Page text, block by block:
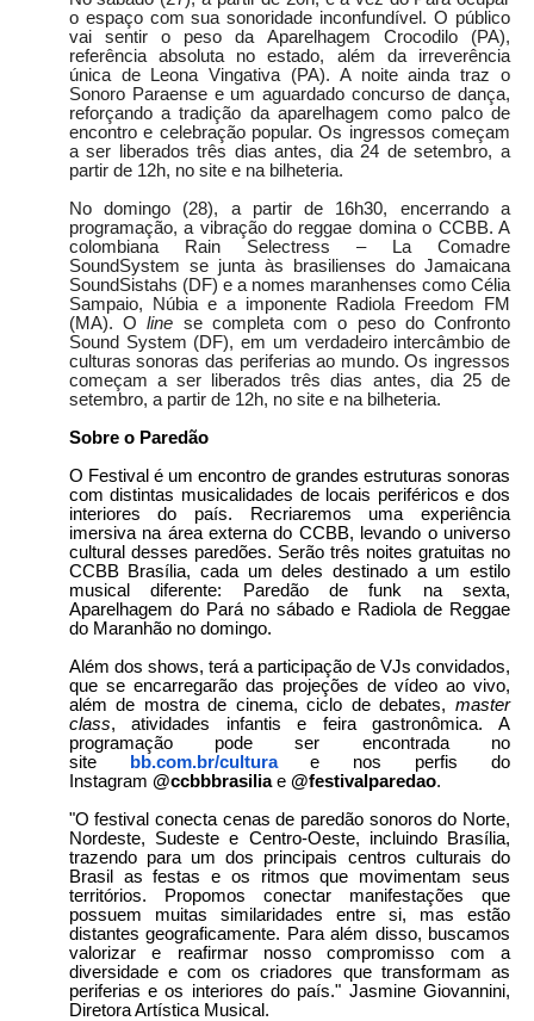
o espaço com sua sonoridade inconfundível. O público
vai sentir o peso da Aparelhagem Crocodilo (PA),
referência absoluta no estado, além da irreverência
única de Leona Vingativa (PA). A noite ainda traz o
Sonoro Paraense e um aguardado concurso de dança,
reforçando a tradição da aparelhagem como palco de
encontro e celebração popular. Os ingressos começam
a ser liberados três dias antes, dia 24 de setembro, a
partir de 12h, no site e na bilheteria.
No domingo (28), a partir de 16h30, encerrando a
programação, a vibração do reggae domina o CCBB. A
colombiana Rain Selectress – La Comadre
SoundSystem se junta às brasilienses do Jamaicana
SoundSistahs (DF) e a nomes maranhenses como Célia
Sampaio, Núbia e a imponente Radiola Freedom FM
(MA). Oline se completa com o peso do Confronto
Sound System (DF), em um verdadeiro intercâmbio de
culturas sonoras das periferias ao mundo. Os ingressos
começam a ser liberados três dias antes, dia 25 de
setembro, a partir de 12h, no site e na bilheteria.
Sobre o Paredão
O Festival é um encontro de grandes estruturas sonoras
com distintas musicalidades de locais periféricos e dos
interiores do país. Recriaremos uma experiência
imersiva na área externa do CCBB, levando o universo
cultural desses paredões. Serão três noites gratuitas no
CCBB Brasília, cada um deles destinado a um estilo
musical diferente: Paredão de funk na sexta,
Aparelhagem do Pará no sábado e Radiola de Reggae
do Maranhão no domingo.
Além dos shows, terá a participação de VJs convidados,
que se encarregarão das projeções de vídeo ao vivo,
além de mostra de cinema, ciclo de debates, master
class, atividades infantis e feira gastronômica. A
programação pode ser encontrada no
site
bb.com.br/culturae nos perfis do
Instagram @ccbbbrasiliae @festivalparedao.
"O festival conecta cenas de paredão sonoros do Norte,
Nordeste, Sudeste e Centro-Oeste, incluindo Brasília,
trazendo para um dos principais centros culturais do
Brasil as festas e os ritmos que movimentam seus
territórios. Propomos conectar manifestações que
possuem muitas similaridades entre si, mas estão
distantes geograficamente. Para além disso, buscamos
valorizar e reafirmar nosso compromisso com a
diversidade e com os criadores que transformam as
periferias e os interiores do país." Jasmine Giovannini,
Diretora Artística Musical.